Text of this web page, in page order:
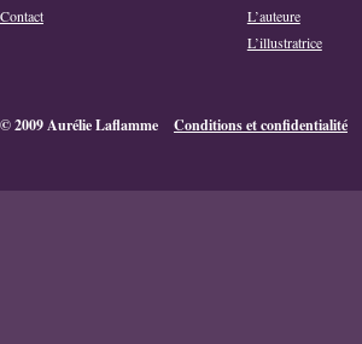
Contact
L’auteure
L’illustratrice
© 2009 Aurélie Laflamme Conditions et confidentialité